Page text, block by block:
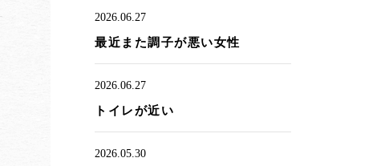
2026.06.27
最近また調子が悪い女性
2026.06.27
トイレが近い
2026.05.30